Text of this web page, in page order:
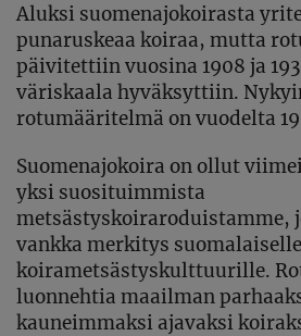
Aluksi suomenajokoirasta
punaruskeaa koiraa, mutta
päivitettiin vuosina 1908 ja
väriskaala hyväksyttiin.
rotumääritelmä on vuodelta
Suomenajokoira on ollut
yksi suosituimmista
metsästyskoiraroduistamme,
vankka merkitys suomalaiselle
koirametsästyskulttuurille.
luonnehtia maailman
kauneimmaksi ajavaksi